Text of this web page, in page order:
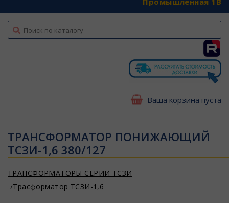
top
Ваша корзина пуста
ТРАНСФОРМАТОР ПОНИЖАЮЩИЙ
ТСЗИ-1,6 380/127
ТРАНСФОРМАТОРЫ СЕРИИ ТСЗИ
Трасформатор ТСЗИ-1,6